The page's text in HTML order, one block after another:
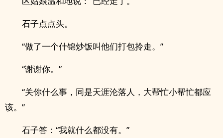
石子点点头。
“做了一个什锦炒饭叫他们打包拎走。”
“谢谢你。”
“关你什么事，同是天涯沦落人，大帮忙小帮忙都应
该。”
石子答：“我就什么都没有。”